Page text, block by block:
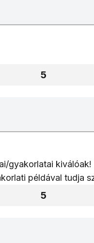
5
gyakorlatai
példával tudja
5